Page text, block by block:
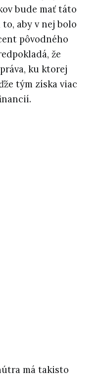
bude mať táto
aby v nej bolo
pôvodného
že
ku ktorej
tým získa viac
má takisto